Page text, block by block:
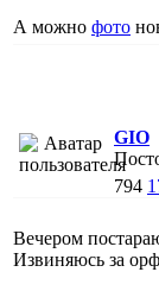
А можно фото
GIO
794
Вечером
Извиняюсь за